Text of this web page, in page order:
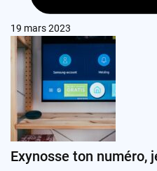
19 mars 2023
Exynosse ton numéro,